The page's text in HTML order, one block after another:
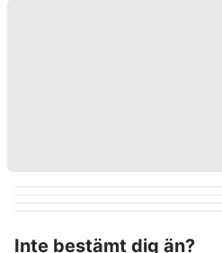
Inte bestämt dig än?